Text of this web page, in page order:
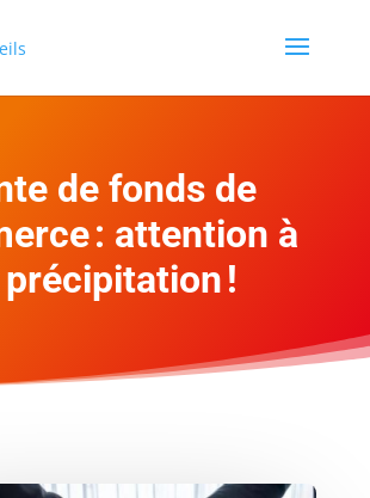
de fonds de
: attention à
précipitation !